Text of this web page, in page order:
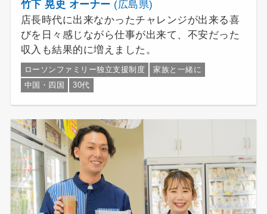
竹下 晃史 オーナー (広島県)
店長時代に出来なかったチャレンジが出来る喜
びを日々感じながら仕事が出来て、不安だった
収入も結果的に増えました。
ローソンファミリー独立支援制度
家族と一緒に
中国・四国
30代